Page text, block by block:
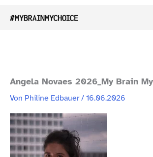
Inhalt
Angela Novaes 2026_​My Brain
Von Philine Edbauer/16.06.2026